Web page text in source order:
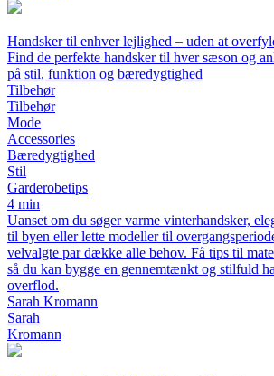
Handsker til enhver lejlighed – uden at
Find de perfekte handsker til hver sæson og
på stil, funktion og bæredygtighed
Tilbehør
Tilbehør
Mode
Accessories
Bæredygtighed
Stil
Garderobetips
4 min
Uanset om du søger varme vinterhandsker,
til byen eller lette modeller til
velvalgte par dække alle behov. Få tips til
så du kan bygge en gennemtænkt og stilfuld
overflod.
Sarah Kromann
Sarah
Kromann